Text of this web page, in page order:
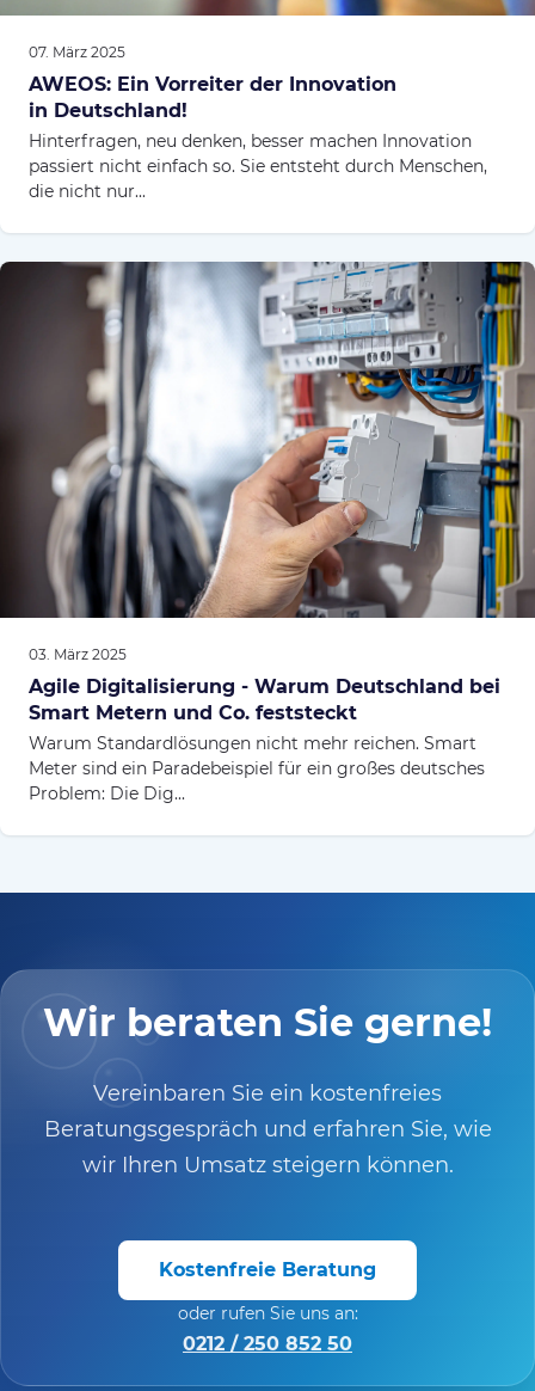
07. März 2025
AWEOS: Ein Vorreiter der Innovation
in Deutschland!
Hinterfragen, neu denken, besser machen Innovation
passiert nicht einfach so. Sie entsteht durch Menschen,
die nicht nur...
03. März 2025
Agile Digitalisierung - Warum Deutschland bei
Smart Metern und Co. feststeckt
Warum Standardlösungen nicht mehr reichen. Smart
Meter sind ein Paradebeispiel für ein großes deutsches
Problem: Die Dig...
Wir beraten Sie gerne!
Vereinbaren Sie ein kostenfreies
Beratungsgespräch und erfahren Sie, wie
wir Ihren Umsatz steigern können.
Kostenfreie Beratung
oder rufen Sie uns an:
0212 / 250 852 50